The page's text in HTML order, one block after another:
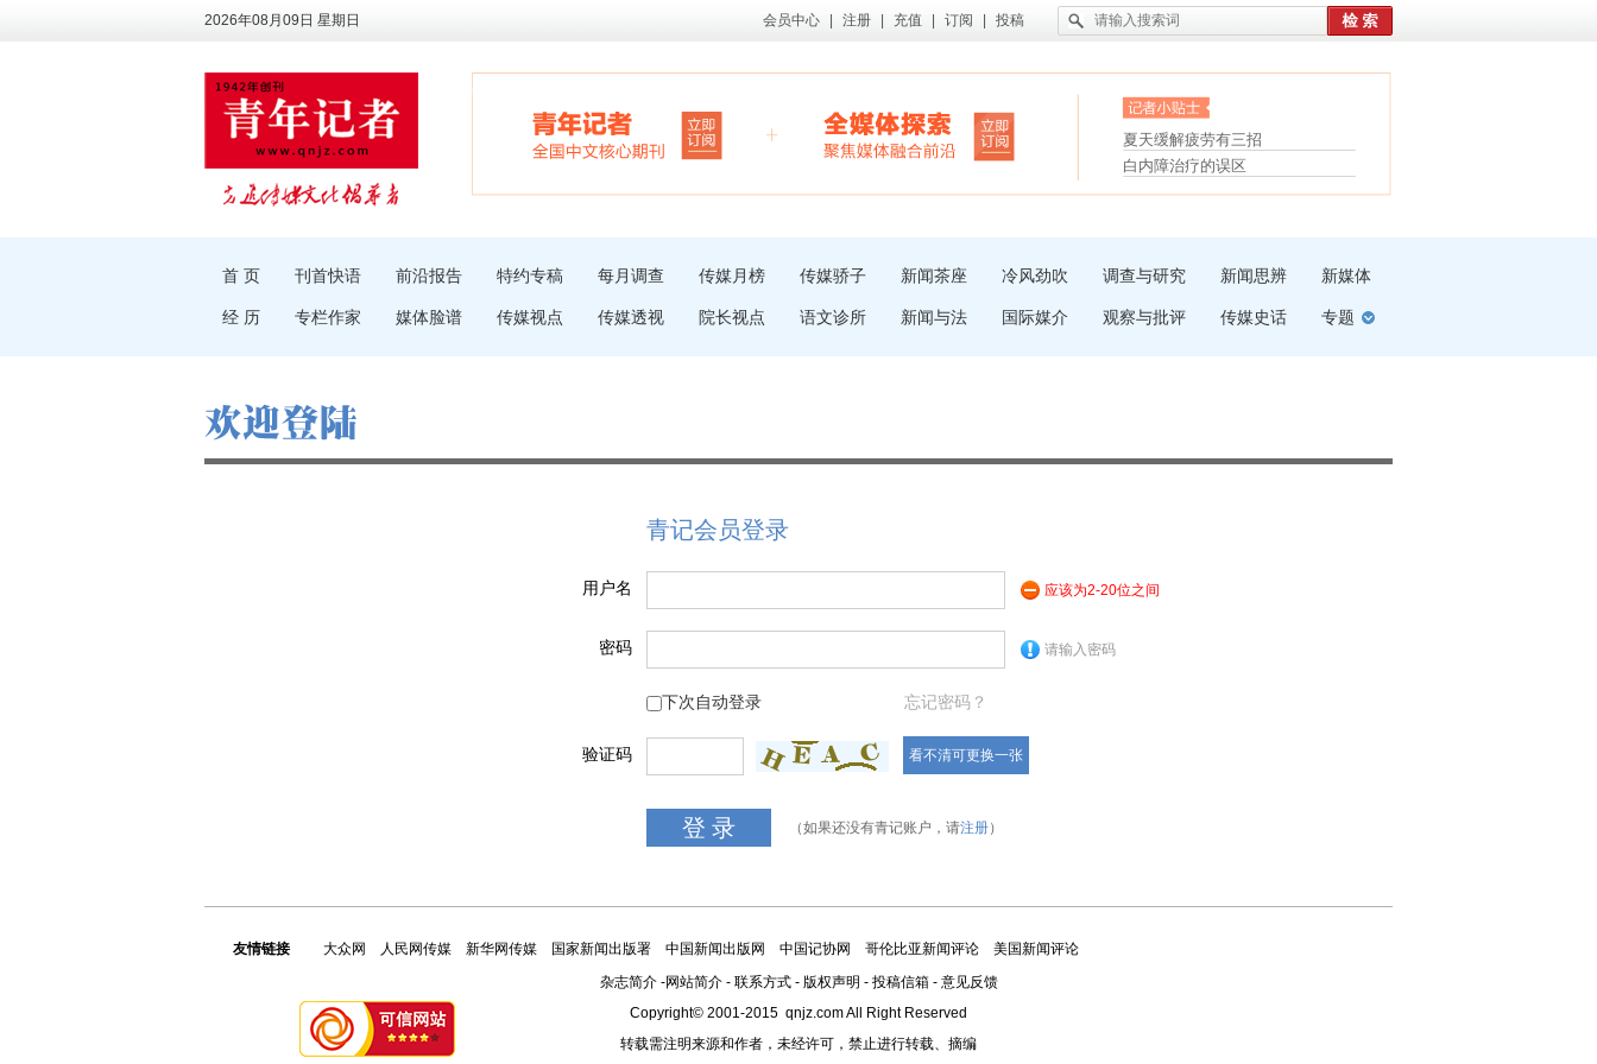
2026年08月09日 星期日 会员中心 注册 充值 订阅 投稿
“枝桠”“树桠”宜写成“枝...
夏天缓解疲劳有三招
护腰，摆脱六大坏习惯
受伤了冰敷还是热敷
白内障治疗的误区
首 页 刊首快语 前沿报告 特约专稿 每月调查 传媒月榜 传媒骄子 新闻茶座 冷风劲吹 调查与研究 新闻思辨 新媒体
经 历 专栏作家 媒体脸谱 传媒视点 传媒透视 院长视点 语文诊所 新闻与法 国际媒介 观察与批评 传媒史话 专题
青记会员登录
用户名 应该为2-20位之间
密码 请输入密码
下次自动登录 忘记密码？
验证码 看不清可更换一张
（如果还没有青记账户，请注册）
友情链接 大众网 人民网传媒 新华网传媒 国家新闻出版署 中国新闻出版网 中国记协网 哥伦比亚新闻评论
美国新闻评论
杂志简介-网站简介- 联系方式- 版权声明 - 投稿信箱- 意见反馈
Copyright© 2001-2015 qnjz.com All Right Reserved
转载需注明来源和作者，未经许可，禁止进行转载、摘编